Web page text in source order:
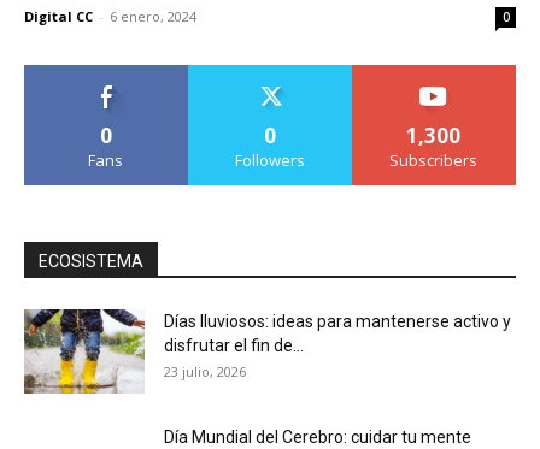
Digital CC - 6 enero, 2024 0
0
Fans
0
Followers
1,300
Subscribers
ECOSISTEMA
Días lluviosos: ideas para mantenerse activo y
disfrutar el fin de...
23 julio, 2026
Día Mundial del Cerebro: cuidar tu mente